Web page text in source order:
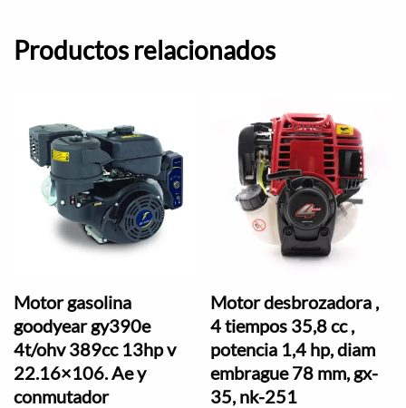
Productos relacionados
Motor gasolina
goodyear gy390e
4t/ohv 389cc 13hp v
22.16×106. Ae y
conmutador
Motor desbrozadora ,
4 tiempos 35,8 cc ,
potencia 1,4 hp, diam
embrague 78 mm, gx-
35, nk-251